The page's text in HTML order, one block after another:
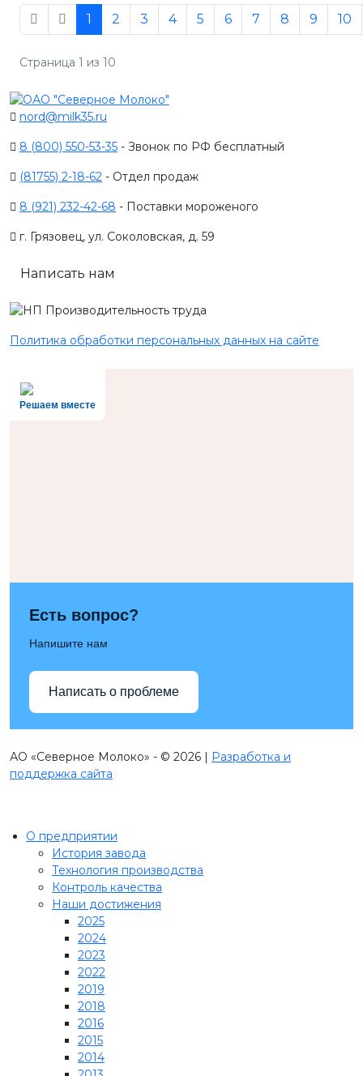
1 2 3 4 5 6 7 8 9 10
Страница 1 из 10
nord@milk35.ru
8 (800) 550-53-35 - Звонок по РФ бесплатный
(81755) 2-18-62 - Отдел продаж
8 (921) 232-42-68 - Поставки мороженого
г. Грязовец, ул. Соколовская, д. 59
Написать нам
Политика обработки персональных данных на сайте
Решаем вместе
Есть вопрос?
Напишите нам
Написать о проблеме
АО «Северное Молоко» - © 2026 | Разработка и
поддержка сайта
О предприятии
История завода
Технология производства
Контроль качества
Наши достижения
2025
2024
2023
2022
2019
2018
2016
2015
2014